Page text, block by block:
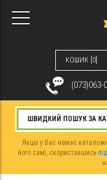
КОШИК [0]
(073)063-
Якщо у Вас немає
його самі, скориставшись